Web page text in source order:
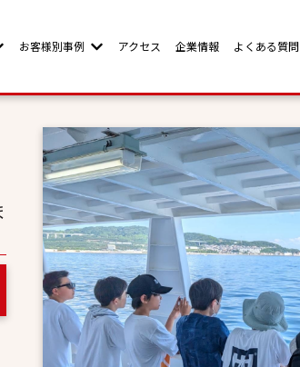
お客様別ページ
submenu for 目的別で探す
お客様別事例 Show submenu for お客様別事例
アクセス 企業情報 よくある質問